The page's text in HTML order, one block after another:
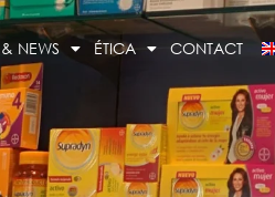
NEWS ÉTICA CONTACT